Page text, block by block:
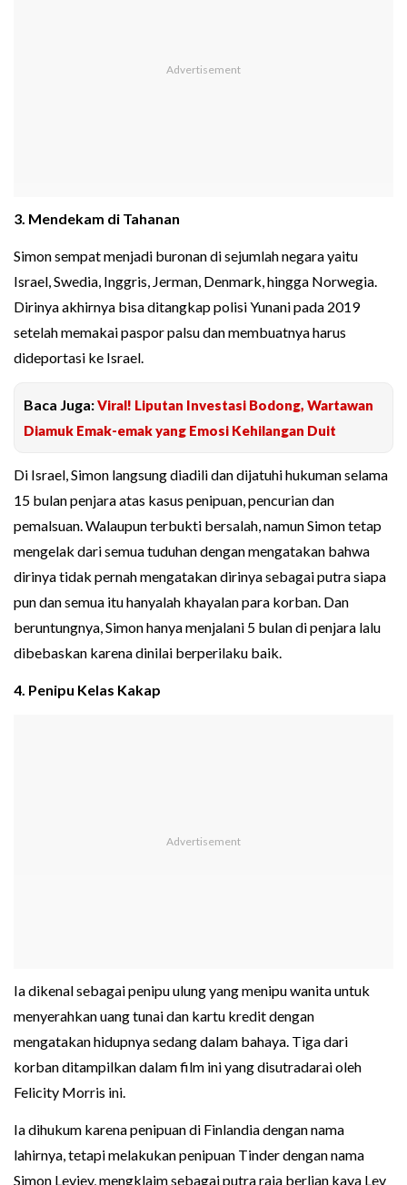
3. Mendekam di Tahanan
Simon sempat menjadi buronan di sejumlah negara yaitu
Israel, Swedia, Inggris, Jerman, Denmark, hingga Norwegia.
Dirinya akhirnya bisa ditangkap polisi Yunani pada 2019
setelah memakai paspor palsu dan membuatnya harus
dideportasi ke Israel.
Baca Juga:Viral! Liputan Investasi Bodong, Wartawan
Diamuk Emak-emak yang Emosi Kehilangan Duit
Di Israel, Simon langsung diadili dan dijatuhi hukuman selama
15 bulan penjara atas kasus penipuan, pencurian dan
pemalsuan. Walaupun terbukti bersalah, namun Simon tetap
mengelak dari semua tuduhan dengan mengatakan bahwa
dirinya tidak pernah mengatakan dirinya sebagai putra siapa
pun dan semua itu hanyalah khayalan para korban. Dan
beruntungnya, Simon hanya menjalani 5 bulan di penjara lalu
dibebaskan karena dinilai berperilaku baik.
4. Penipu Kelas Kakap
Ia dikenal sebagai penipu ulung yang menipu wanita untuk
menyerahkan uang tunai dan kartu kredit dengan
mengatakan hidupnya sedang dalam bahaya. Tiga dari
korban ditampilkan dalam film ini yang disutradarai oleh
Felicity Morris ini.
Ia dihukum karena penipuan di Finlandia dengan nama
lahirnya, tetapi melakukan penipuan Tinder dengan nama
Simon Leviev, mengklaim sebagai putra raja berlian kaya Lev